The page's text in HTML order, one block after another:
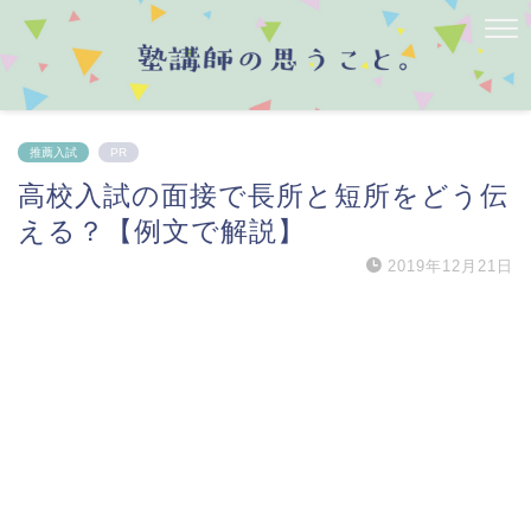
推薦入試 PR
高校入試の面接で長所と短所をどう伝
える？【例文で解説】
2019年12月21日